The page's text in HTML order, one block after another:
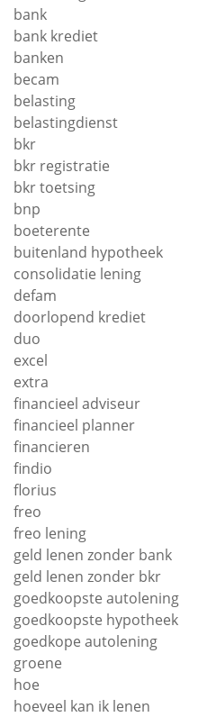
bank
bank krediet
banken
becam
belasting
belastingdienst
bkr
bkr registratie
bkr toetsing
bnp
boeterente
buitenland hypotheek
consolidatie lening
defam
doorlopend krediet
duo
excel
extra
financieel adviseur
financieel planner
financieren
findio
florius
freo
freo lening
geld lenen zonder bank
geld lenen zonder bkr
goedkoopste autolening
goedkoopste hypotheek
goedkope autolening
groene
hoe
hoeveel kan ik lenen